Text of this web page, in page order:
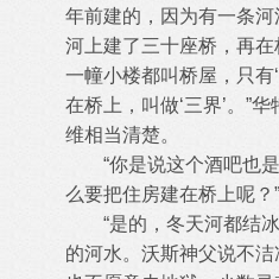
年前建的，因为有一条河
河上建了三十座桥，再
一幢小楼都叫桥屋，只有
在桥上，叫做‘三界’。”
维相当清楚。
“你是说这个酒吧也是
么要把住房建在桥上呢？”
“是的，冬天河都结冰
的河水。沃斯神父说不洁